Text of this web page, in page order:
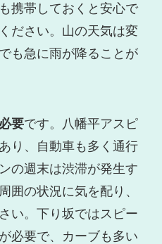
携帯しておくと安心で
ださい。山の天気は変
も急に雨が降ることが
要です。八幡平アスピ
り、自動車も多く通行
の週末は渋滞が発生す
囲の状況に気を配り、
い。下り坂ではスピー
必要で、カーブも多い